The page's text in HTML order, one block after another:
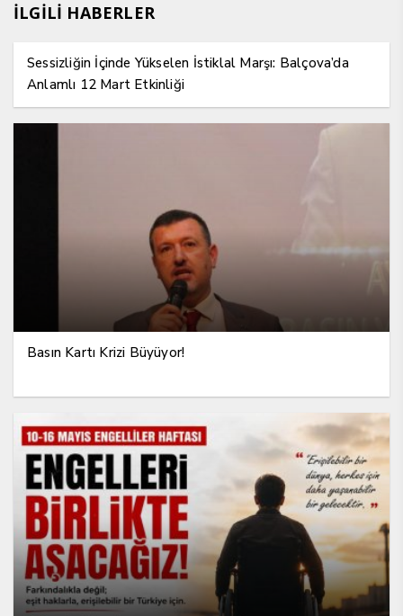
İLGİLİ HABERLER
Sessizliğin İçinde Yükselen İstiklal Marşı: Balçova’da
Anlamlı 12 Mart Etkinliği
Basın Kartı Krizi Büyüyor!